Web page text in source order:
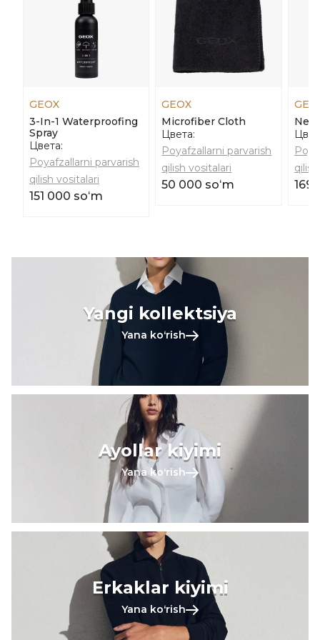
GEOX
3-In-1 Waterproofing
Spray
Цвета:
Poyafzallarni parvarish
qilish vositalari
151 000 soʻm
GEOX
Microfiber Cloth
Цвета:
Poyafzallarni parvarish
qilish vositalari
50 000 soʻm 169
Yangi kollektsiya
Yana koʻrish
Ayollar kiyimi
Yana koʻrish
Erkaklar kiyimi
Yana koʻrish